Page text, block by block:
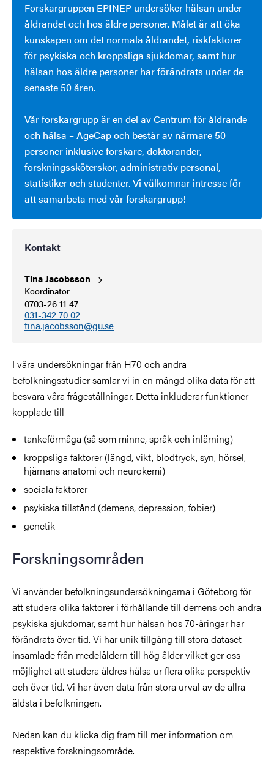
Forskargruppen EPINEP undersöker hälsan under
åldrandet och hos äldre personer. Målet är att öka
kunskapen om det normala åldrandet, riskfaktorer
för psykiska och kroppsliga sjukdomar, samt hur
hälsan hos äldre personer har förändrats under de
senaste 50 åren.
Vår forskargrupp är en del av Centrum för åldrande
och hälsa – AgeCap och består av närmare 50
personer inklusive forskare, doktorander,
forskningssköterskor, administrativ personal,
statistiker och studenter. Vi välkomnar intresse för
att samarbeta med vår forskargrupp!
Kontakt
TinaJacobsson
Koordinator
0703-26 11 47
031-342 70 02
tina.jacobsson@gu.se
I våra undersökningar från H70 och andra
befolkningsstudier samlar vi in en mängd olika data för att
besvara våra frågeställningar. Detta inkluderar funktioner
kopplade till
tankeförmåga (så som minne, språk och inlärning)
kroppsliga faktorer (längd, vikt, blodtryck, syn, hörsel,
hjärnans anatomi och neurokemi)
sociala faktorer
psykiska tillstånd (demens, depression, fobier)
genetik
Forskningsområden
Vi använder befolkningsundersökningarna i Göteborg för
att studera olika faktorer i förhållande till demens och andra
psykiska sjukdomar, samt hur hälsan hos 70-åringar har
förändrats över tid. Vi har unik tillgång till stora dataset
insamlade från medelåldern till hög ålder vilket ger oss
möjlighet att studera äldres hälsa ur flera olika perspektiv
och över tid. Vi har även data från stora urval av de allra
äldsta i befolkningen.
Nedan kan du klicka dig fram till mer information om
respektive forskningsområde.